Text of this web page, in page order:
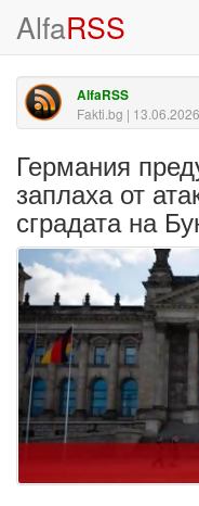
AlfaRSS
AlfaRSS
Fakti.bg |
Германия
заплаха от
сградата на